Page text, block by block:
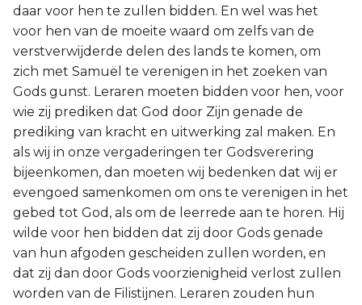
daar voor hen te zullen bidden. En wel was het
voor hen van de moeite waard om zelfs van de
verstverwijderde delen des lands te komen, om
zich met Samuël te verenigen in het zoeken van
Gods gunst. Leraren moeten bidden voor hen, voor
wie zij prediken dat God door Zijn genade de
prediking van kracht en uitwerking zal maken. En
als wij in onze vergaderingen ter Godsverering
bijeenkomen, dan moeten wij bedenken dat wij er
evengoed samenkomen om ons te verenigen in het
gebed tot God, als om de leerrede aan te horen. Hij
wilde voor hen bidden dat zij door Gods genade
van hun afgoden gescheiden zullen worden, en
dat zij dan door Gods voorzienigheid verlost zullen
worden van de Filistijnen. Leraren zouden hun